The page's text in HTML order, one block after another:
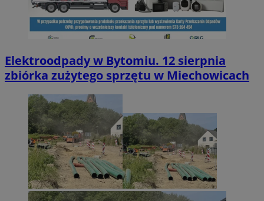
Elektroodpady w Bytomiu. 12 sierpnia
zbiórka zużytego sprzętu w Miechowicach